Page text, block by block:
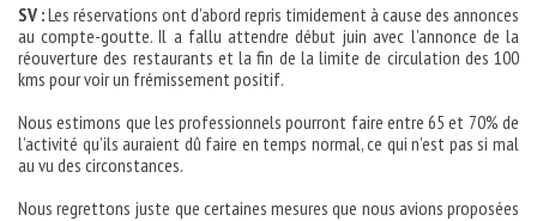
SV :Les réservations ont d’abord repris timidement à cause des annonces
au compte-goutte. Il a fallu attendre début juin avec l’annonce de la
réouverture des restaurants et la fin de la limite de circulation des 100
kms pour voir un frémissement positif.
Nous estimons que les professionnels pourront faire entre 65 et 70% de
l’activité qu’ils auraient dû faire en temps normal, ce qui n’est pas si mal
au vu des circonstances.
Nous regrettons juste que certaines mesures que nous avions proposées